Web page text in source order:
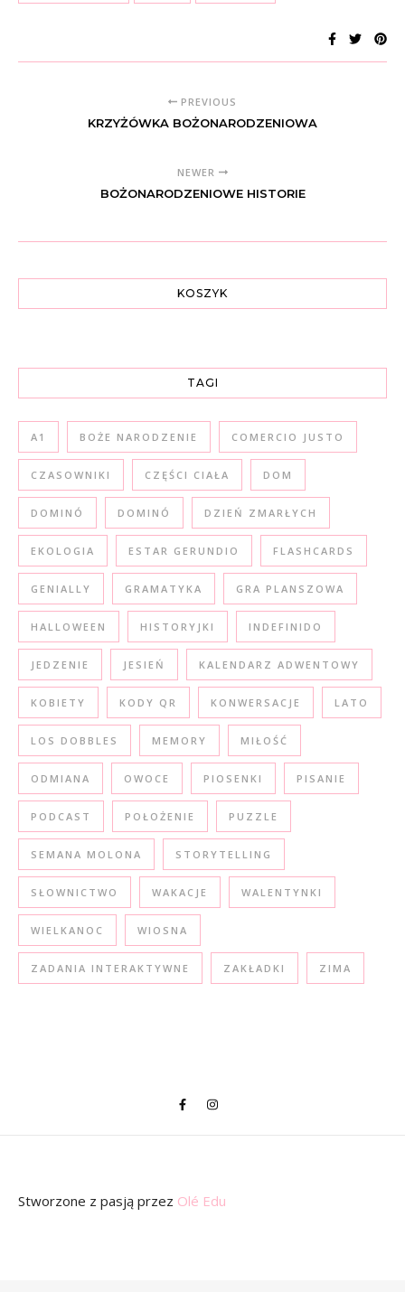
PREVIOUS
KRZYŻÓWKA BOŻONARODZENIOWA
NEWER
BOŻONARODZENIOWE HISTORIE
KOSZYK
TAGI
A1 BOŻE NARODZENIE COMERCIO JUSTO
CZASOWNIKI CZĘŚCI CIAŁA DOM
DOMINÓ DOMINÓ DZIEŃ ZMARŁYCH
EKOLOGIA ESTAR GERUNDIO FLASHCARDS
GENIALLY GRAMATYKA GRA PLANSZOWA
HALLOWEEN HISTORYJKI INDEFINIDO
JEDZENIE JESIEŃ KALENDARZ ADWENTOWY
KOBIETY KODY QR KONWERSACJE LATO
LOS DOBBLES MEMORY MIŁOŚĆ
ODMIANA OWOCE PIOSENKI PISANIE
PODCAST POŁOŻENIE PUZZLE
SEMANA MOLONA STORYTELLING
SŁOWNICTWO WAKACJE WALENTYNKI
WIELKANOC WIOSNA
ZADANIA INTERAKTYWNE ZAKŁADKI ZIMA
Stworzone z pasją przez Olé Edu